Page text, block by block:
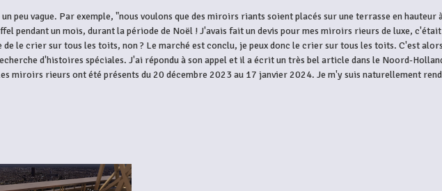
peu vague. Par exemple, "nous voulons que des miroirs riants soient placés sur une terrasse en
pendant un mois, durant la période de Noël ! J'avais fait un devis pour mes miroirs rieurs de luxe,
de le crier sur tous les toits, non ? Le marché est conclu, je peux donc le crier sur tous les toits. C'est
d'histoires spéciales. J'ai répondu à son appel et il a écrit un très bel article dans le Noord-
miroirs rieurs ont été présents du 20 décembre 2023 au 17 janvier 2024. Je m'y suis naturellement